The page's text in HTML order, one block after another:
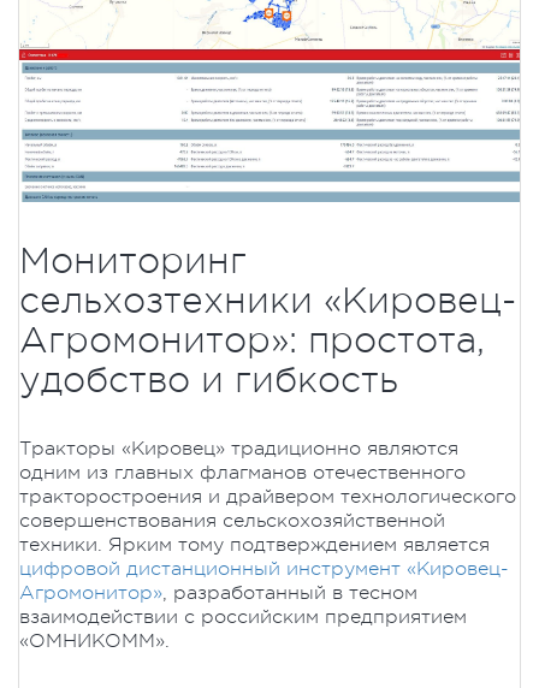
Мониторинг
сельхозтехники «Кировец-
Агромонитор»: простота,
удобство и гибкость
Тракторы «Кировец» традиционно являются
одним из главных флагманов отечественного
тракторостроения и драйвером технологического
совершенствования сельскохозяйственной
техники. Ярким тому подтверждением является
цифровой дистанционный инструмент «Кировец-
Агромонитор», разработанный в тесном
взаимодействии с российским предприятием
«ОМНИКОММ».